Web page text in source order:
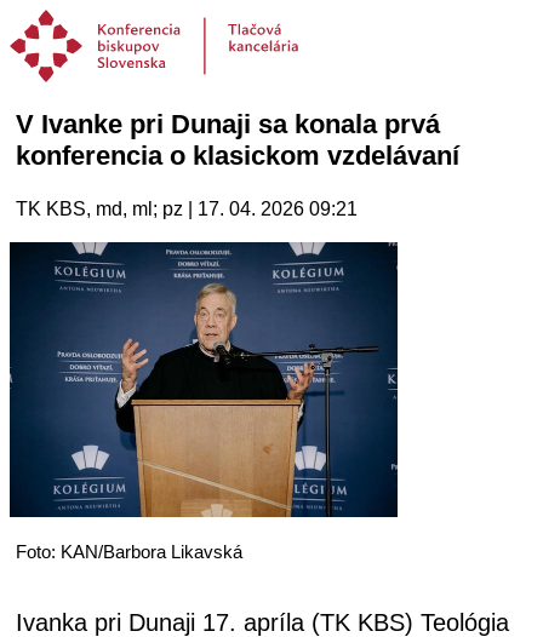
V Ivanke pri Dunaji sa konala prvá
konferencia o klasickom vzdelávaní
TK KBS, md, ml; pz | 17. 04. 2026 09:21
Foto: KAN/Barbora Likavská
Ivanka pri Dunaji 17. apríla (TK KBS) Teológia